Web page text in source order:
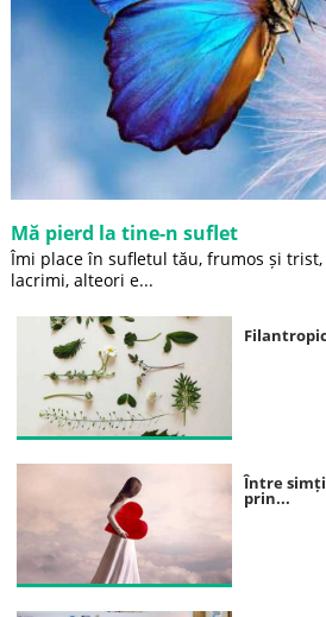
Mă pierd la tine-n suflet
Îmi place în sufletul tău, frumos și
lacrimi, alteori e...
Între
prin...